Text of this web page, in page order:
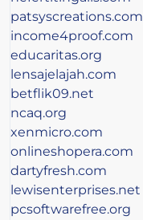
patsyscreations.com
income4proof.com
educaritas.org
lensajelajah.com
betflik09.net
ncaq.org
xenmicro.com
onlineshopera.com
dartyfresh.com
lewisenterprises.net
pcsoftwarefree.org